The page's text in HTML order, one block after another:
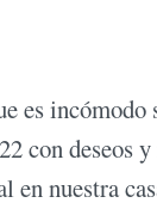
es
con deseos
nuestra